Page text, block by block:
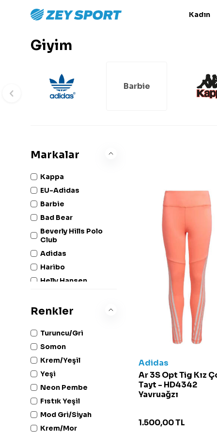
Kadın
Giyim
Barbie
Markalar
Kappa
EU-Adidas
Barbie
Bad Bear
Beverly Hills Polo
Club
Adidas
Haribo
Helly Hansen
Napapijri
RolyPoly
Speedo
The North Face
Under Armour
Vans
Renkler
Turuncu/Gri
Somon
Krem/Yeşil
Yeşi
Neon Pembe
Fıstık Yeşil
Mod Gri/Siyah
Krem/Mor
Adidas
Ar 3S Opt Tig Kız
Tayt - HD4342
Yavruağzı
1.500,00TL